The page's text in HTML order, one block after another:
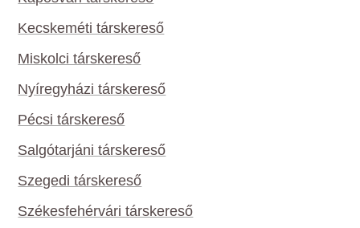
Kecskeméti társkereső
Miskolci társkereső
Nyíregyházi társkereső
Pécsi társkereső
Salgótarjáni társkereső
Szegedi társkereső
Székesfehérvári társkereső